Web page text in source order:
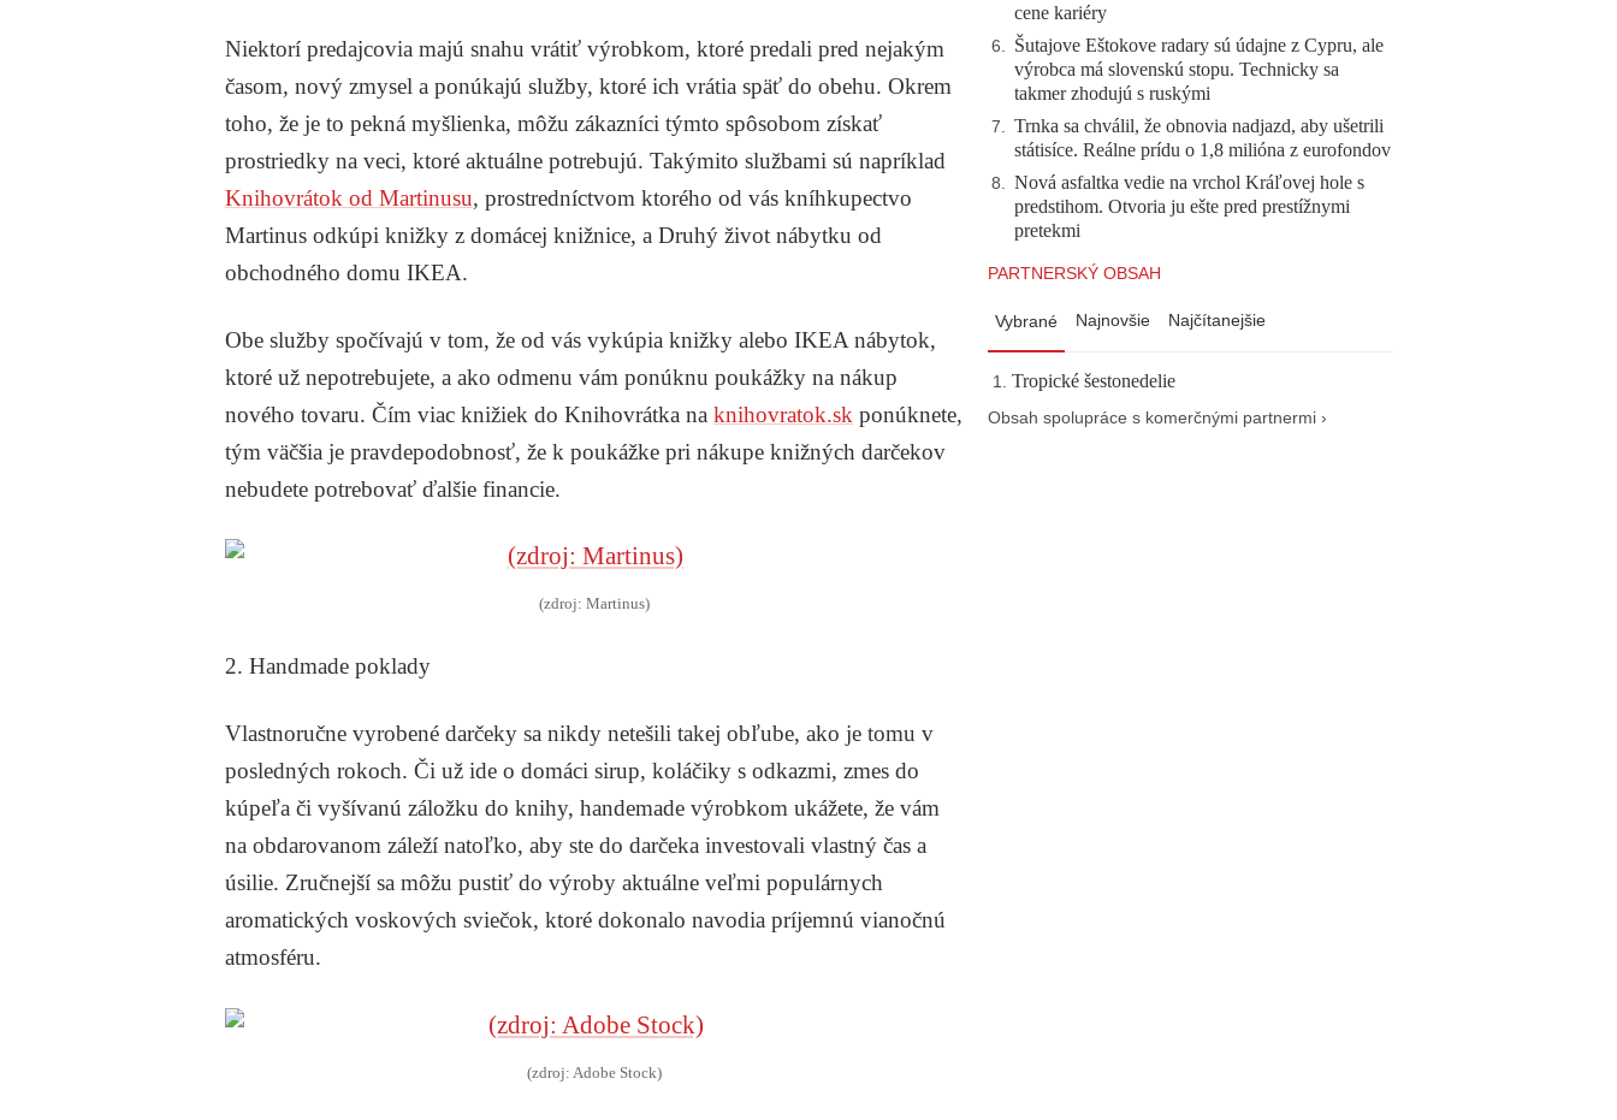
Niektorí predajcovia majú snahu vrátiť výrobkom, ktoré predali pred nejakým
časom, nový zmysel a ponúkajú služby, ktoré ich vrátia späť do obehu. Okrem
toho, že je to pekná myšlienka, môžu zákazníci týmto spôsobom získať
prostriedky na veci, ktoré aktuálne potrebujú. Takýmito službami sú napríklad
Knihovrátok od Martinusu, prostredníctvom ktorého od vás kníhkupectvo
Martinus odkúpi knižky z domácej knižnice, a Druhý život nábytku od
obchodného domu IKEA.
Obe služby spočívajú v tom, že od vás vykúpia knižky alebo IKEA nábytok,
ktoré už nepotrebujete, a ako odmenu vám ponúknu poukážky na nákup
nového tovaru. Čím viac knižiek do Knihovrátka na knihovratok.sk ponúknete,
tým väčšia je pravdepodobnosť, že k poukážke pri nákupe knižných darčekov
nebudete potrebovať ďalšie financie.
(zdroj: Martinus)
2. Handmade poklady
Vlastnoručne vyrobené darčeky sa nikdy netešili takej obľube, ako je tomu v
posledných rokoch. Či už ide o domáci sirup, koláčiky s odkazmi, zmes do
kúpeľa či vyšívanú záložku do knihy, handemade výrobkom ukážete, že vám
na obdarovanom záleží natoľko, aby ste do darčeka investovali vlastný čas a
úsilie. Zručnejší sa môžu pustiť do výroby aktuálne veľmi populárnych
aromatických voskových sviečok, ktoré dokonalo navodia príjemnú vianočnú
atmosféru.
(zdroj: Adobe Stock)
cene kariéry
6. Šutajove Eštokove radary sú údajne z Cypru, ale
výrobca má slovenskú stopu. Technicky sa
takmer zhodujú s ruskými
7. Trnka sa chválil, že obnovia nadjazd, aby ušetrili
státisíce. Reálne prídu o 1,8 milióna z eurofondov
8. Nová asfaltka vedie na vrchol Kráľovej hole s
predstihom. Otvoria ju ešte pred prestížnymi
pretekmi
PARTNERSKÝ OBSAH
Vybrané Najnovšie Najčítanejšie
Tropické šestonedelie
Obsah spolupráce s komerčnými partnermi ›